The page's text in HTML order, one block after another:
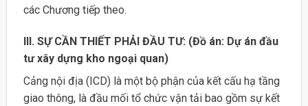
các Chương tiếp theo.
III. SỰ CẦN THIẾT PHẢI ĐẦU TƯ: (Đồ án: Dự án đầu
tư xây dựng kho ngoại quan)
Cảng nội địa (ICD) là một bộ phận của kết cấu hạ tầng
giao thông, là đầu mối tổ chức vận tải bao gồm sự kết